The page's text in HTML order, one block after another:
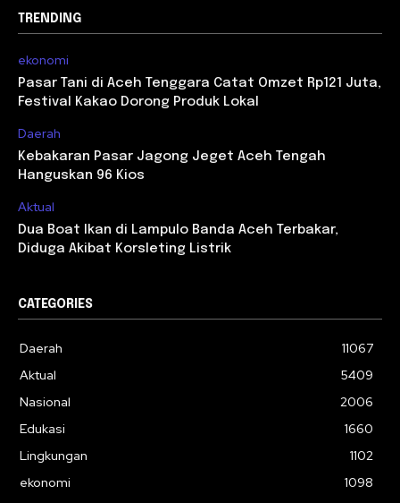
TRENDING
ekonomi
Pasar Tani di Aceh Tenggara Catat Omzet Rp121 Juta,
Festival Kakao Dorong Produk Lokal
Daerah
Kebakaran Pasar Jagong Jeget Aceh Tengah
Hanguskan 96 Kios
Aktual
Dua Boat Ikan di Lampulo Banda Aceh Terbakar,
Diduga Akibat Korsleting Listrik
CATEGORIES
Daerah
11067
Aktual
5409
Nasional
2006
Edukasi
1660
Lingkungan
1102
ekonomi
1098